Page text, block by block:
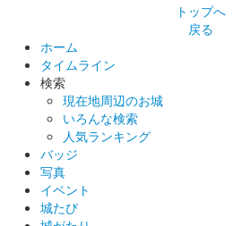
トップへ
戻る
ホーム
タイムライン
検索
現在地周辺のお城
いろんな検索
人気ランキング
バッジ
写真
イベント
城たび